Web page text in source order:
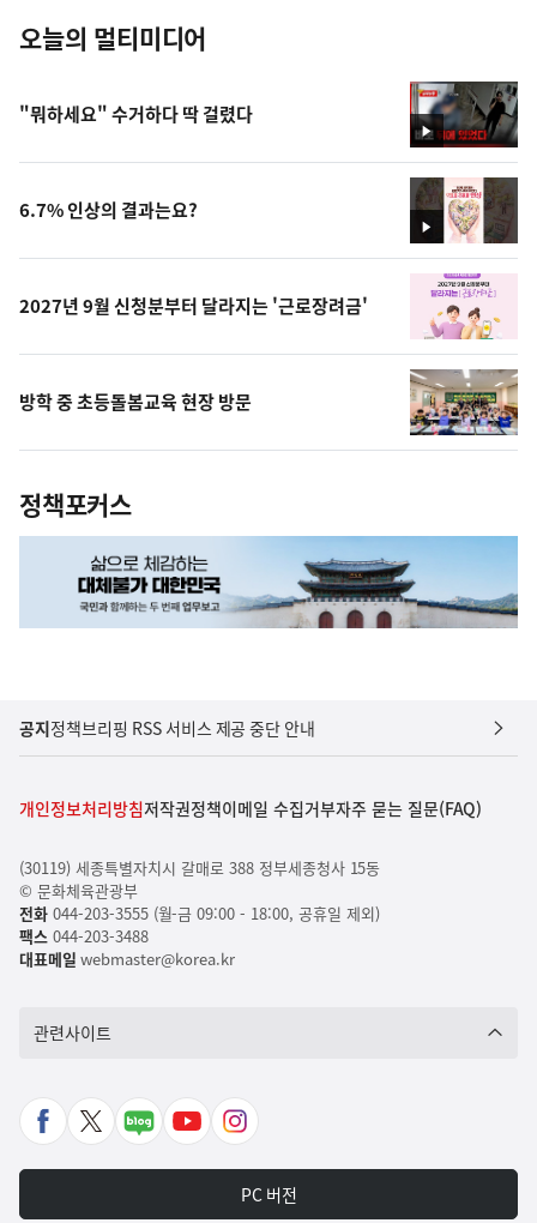
오늘의 멀티미디어
영
상
"뭐하세요" 수거하다 딱 걸렸다
영
상
6.7% 인상의 결과는요?
2027년 9월 신청분부터 달라지는 '근로장려금'
방학 중 초등돌봄교육 현장 방문
정책포커스
공지정책브리핑 RSS 서비스 제공 중단 안내
개인정보처리방침저작권정책이메일 수집거부자주 묻는 질문(FAQ)
(30119) 세종특별자치시 갈매로 388 정부세종청사 15동
© 문화체육관광부
전화044-203-3555 (월-금 09:00 - 18:00, 공휴일 제외)
팩스044-203-3488
대표메일 webmaster@korea.kr
관련사이트
페
X
네
유
인
타
그
PC 버전